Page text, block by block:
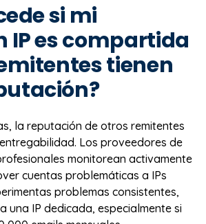
si mi
IP es compartida
tienen
la reputación de otros remitentes
Los proveedores de
monitorean activamente
cuentas problemáticas a IPs
problemas consistentes,
una IP dedicada, especialmente si